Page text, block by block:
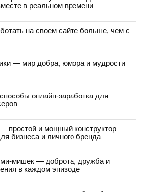
в реальном времени
на своем сайте больше, чем с
— мир добра, юмора и мудрости
онлайн-заработка для
простой и мощный конструктор
бизнеса и личного бренда
мишек — доброта, дружба и
в каждом эпизоде